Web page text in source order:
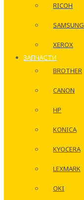
RICOH
SAMSUNG
XEROX
ЗАПЧАСТИ
BROTHER
CANON
HP
KONICA
KYOCERA
LEXMARK
OKI